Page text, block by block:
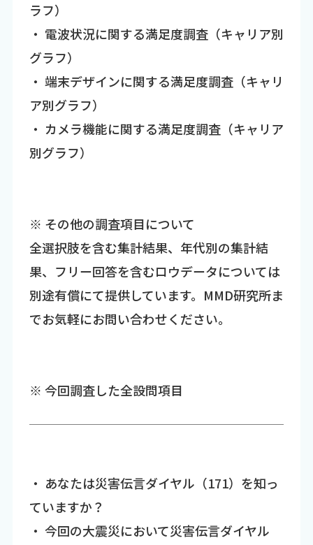
ラフ）
・ 電波状況に関する満足度調査（キャリア別
グラフ）
・ 端末デザインに関する満足度調査（キャリ
ア別グラフ）
・ カメラ機能に関する満足度調査（キャリア
別グラフ）
※ その他の調査項目について
全選択肢を含む集計結果、年代別の集計結
果、フリー回答を含むロウデータについては
別途有償にて提供しています。MMD研究所ま
でお気軽にお問い合わせください。
※ 今回調査した全設問項目
・ あなたは災害伝言ダイヤル（171）を知っ
ていますか？
・ 今回の大震災において災害伝言ダイヤル